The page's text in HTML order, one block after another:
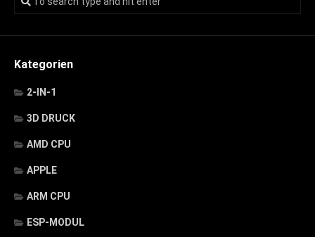
Kategorien
2-IN-1
3D DRUCK
AMD CPU
APPLE
ARM CPU
ESP-MODUL